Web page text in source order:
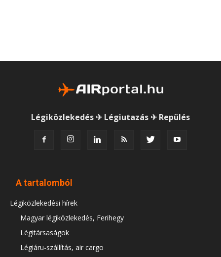
Légiközlekedés ✈ Légiutazás ✈ Repülés
A tartalomból
Légiközlekedési hírek
Magyar légiközlekedés, Ferihegy
Légitársaságok
Légiáru-szállítás, air cargo